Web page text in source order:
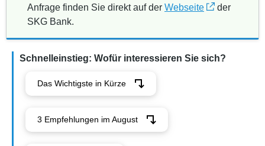
Anfrage finden Sie direkt auf der Webseite
der
SKG Bank.
Schnelleinstieg: Wofür interessieren Sie sich?
Das Wichtigste in Kürze
3 Empfehlungen im August